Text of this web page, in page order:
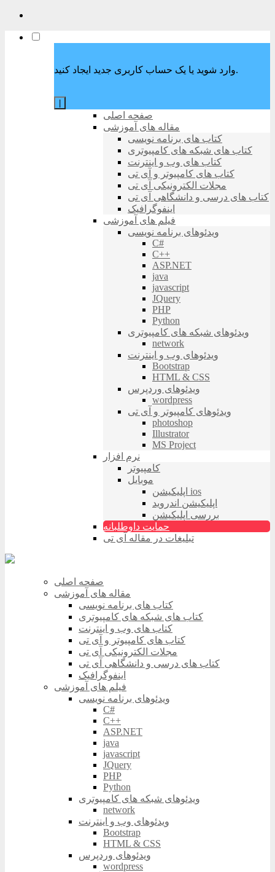
وارد شوید یا یک حساب کاربری جدید ایجاد کنید.
صفحه اصلی
مقاله های آموزشی
کتاب های برنامه نویسی
کتاب های شبکه های کامپیوتری
کتاب های وب و اینترنت
کتاب های کامپیوتر و آی تی
مجلات الکترونیکی آی تی
کتاب های درسی و دانشگاهی آی تی
اینفوگرافیک
فیلم های آموزشی
ویدئوهای برنامه نویسی
C#
C++
ASP.NET
java
javascript
JQuery
PHP
Python
ویدئوهای شبکه های کامپیوتری
network
ویدئوهای وب و اینترنت
Bootstrap
HTML & CSS
ویدئوهای وردپرس
wordpress
ویدئوهای کامپیوتر و آی تی
photoshop
Illustrator
MS Project
نرم افزار
کامپیوتر
موبایل
اپلیکیشن ios
اپلیکیشن اندروید
بررسی اپلیکیشن
حمایت داوطلبانه
تبلیغات در مقاله آی تی
صفحه اصلی
مقاله های آموزشی
کتاب های برنامه نویسی
کتاب های شبکه های کامپیوتری
کتاب های وب و اینترنت
کتاب های کامپیوتر و آی تی
مجلات الکترونیکی آی تی
کتاب های درسی و دانشگاهی آی تی
اینفوگرافیک
فیلم های آموزشی
ویدئوهای برنامه نویسی
C#
C++
ASP.NET
java
javascript
JQuery
PHP
Python
ویدئوهای شبکه های کامپیوتری
network
ویدئوهای وب و اینترنت
Bootstrap
HTML & CSS
ویدئوهای وردپرس
wordpress